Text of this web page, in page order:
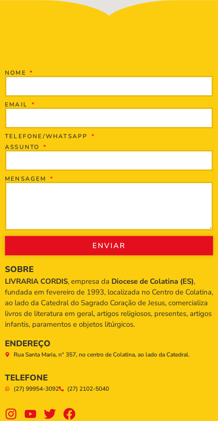
NOME
EMAIL
TELEFONE/WHATSAPP
ASSUNTO
MENSAGEM
ENVIAR
SOBRE
LIVRARIA CORDIS, empresa da Diocese de Colatina (ES),
fundada em fevereiro de 1993, localizada no Centro de Colatina,
ao lado da Catedral do Sagrado Coração de Jesus, comercializa
livros de literatura em geral, artigos religiosos, presentes, artigos
infantis, paramentos e objetos litúrgicos.
ENDEREÇO
Rua Santa Maria, n° 357, no centro de Colatina, ao lado da Catedral.
TELEFONE
(27) 99954-3092 (27) 2102-5040